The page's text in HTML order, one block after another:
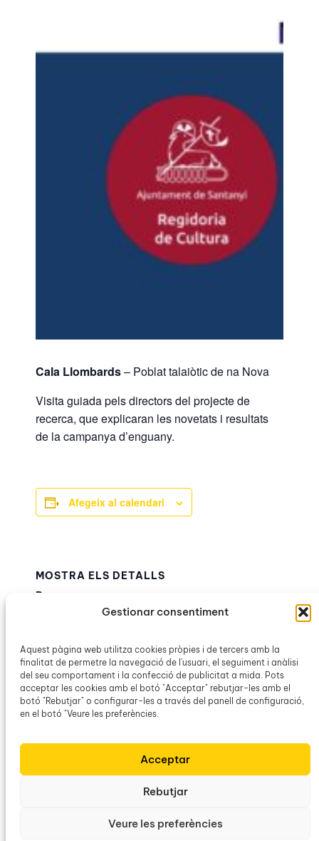
Gestionar consentiment
Aquest pàgina web utilitza cookies pròpies i de tercers amb la
finalitat de permetre la navegació de l'usuari, el seguiment i anàlisi
del seu comportament i la confecció de publicitat a mida. Pots
acceptar les cookies amb el botó "Acceptar" rebutjar-les amb el
botó "Rebutjar" o configurar-les a través del panell de configuració,
en el botó "Veure les preferències.
Acceptar
Rebutjar
Veure les preferències
Cala Llombards– Poblat talaiòtic de na Nova
Visita guiada pels directors del projecte de
recerca, que explicaran les novetats i resultats
de la campanya d’enguany.
Afegeix al calendari
MOSTRA ELS DETALLS
Data:
27 setembre 2025
11:00h – 14:00h
Categoria d’Esdeveniment:
Lausa. Associació Cultural
Pitiüses»